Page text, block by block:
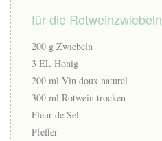
für die Rotweinzwiebeln
200 g Zwiebeln
3 EL Honig
200 ml Vin doux naturel
300 ml Rotwein trocken
Fleur de Sel
Pfeffer